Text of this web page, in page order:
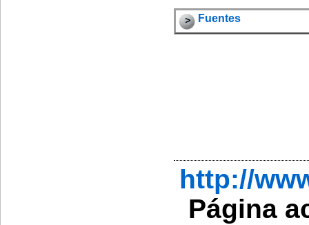
Fuentes
http://
Página